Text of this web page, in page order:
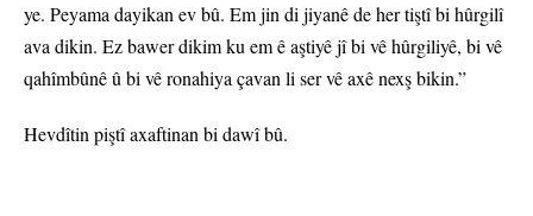
ye. Peyama dayikan ev bû. Em jin di jiyanê de her tiştî bi hûrgilî
ava dikin. Ez bawer dikim ku em ê aştiyê jî bi vê hûrgiliyê, bi vê
qahîmbûnê û bi vê ronahiya çavan li ser vê axê nexş bikin.”
Hevdîtin piştî axaftinan bi dawî bû.